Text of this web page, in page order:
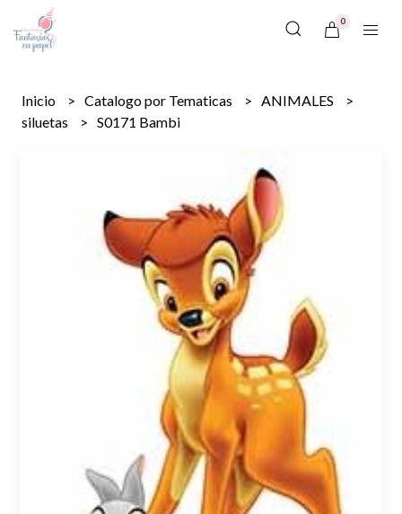
0
Inicio Catalogo por Tematicas
ANIMALES
siluetas
S0171 Bambi